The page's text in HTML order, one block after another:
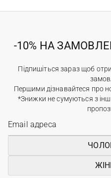
-10% НА
Підпишіться зараз щоб
Першими дізнавайтеся про
*Знижки не сумуються з